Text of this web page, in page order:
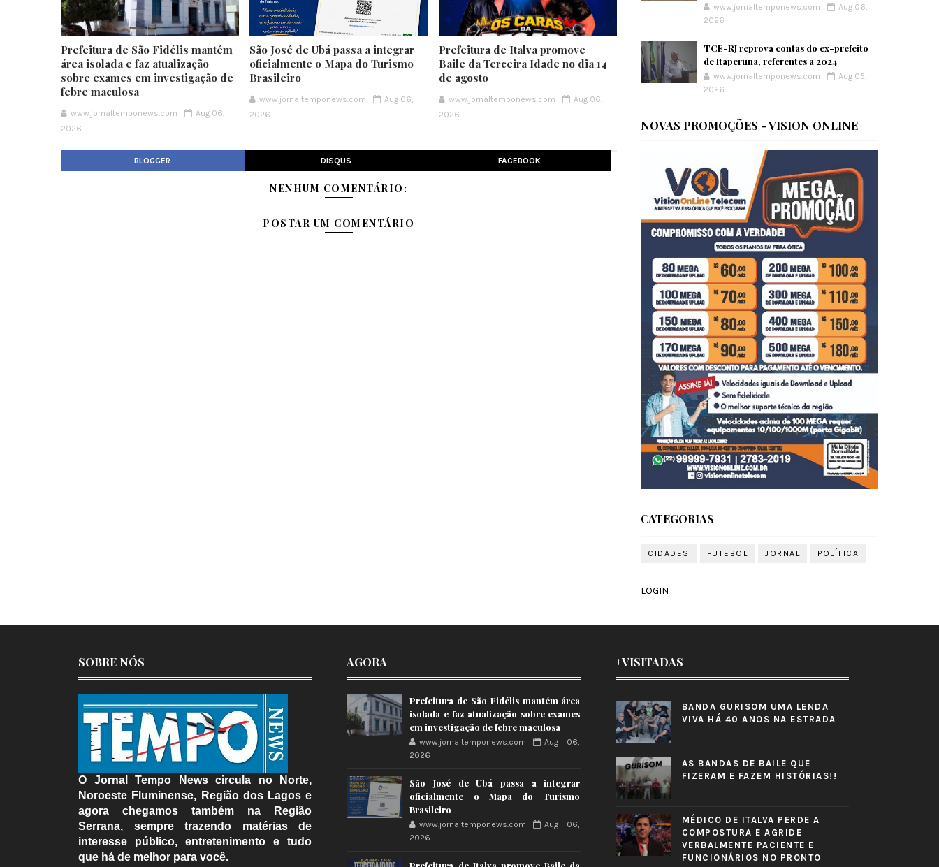
Prefeitura de São Fidélis mantém
área isolada e faz atualização
sobre exames em investigação de
febre maculosa
www.jornaltemponews.com
Aug 06,
2026
São José de Ubá passa a integrar
oficialmente o Mapa do Turismo
Brasileiro
www.jornaltemponews.com
Aug 06,
2026
Prefeitura de Italva promove
Baile da Terceira Idade no dia 14
de agosto
www.jornaltemponews.com
Aug 06,
2026
BLOGGER DISQUS FACEBOOK
NENHUM COMENTÁRIO:
POSTAR UM COMENTÁRIO
www.jornaltemponews.com
Aug 06,
2026
TCE-RJ reprova contas do ex-prefeito
de Itaperuna, referentes a 2024
www.jornaltemponews.com
Aug 05,
2026
NOVAS PROMOÇÕES - VISION ONLINE
CATEGORIAS
CIDADES FUTEBOL JORNAL POLÍTICA
LOGIN
SOBRE NÓS
O Jornal Tempo News circula no Norte,
Noroeste Fluminense, Região dos Lagos e
agora chegamos também na Região
Serrana, sempre trazendo matérias de
interesse público, entretenimento e tudo
que há de melhor para você.
AGORA
Prefeitura de São Fidélis mantém área
isolada e faz atualização sobre exames
em investigação de febre maculosa
www.jornaltemponews.com
Aug 06,
2026
São José de Ubá passa a integrar
oficialmente o Mapa do Turismo
Brasileiro
www.jornaltemponews.com
Aug 06,
2026
+VISITADAS
BANDA GURISOM UMA LENDA
VIVA HÁ 40 ANOS NA ESTRADA
AS BANDAS DE BAILE QUE
FIZERAM E FAZEM HISTÓRIAS!!
MÉDICO DE ITALVA PERDE A
COMPOSTURA E AGRIDE
VERBALMENTE PACIENTE E
FUNCIONÁRIOS NO PRONTO